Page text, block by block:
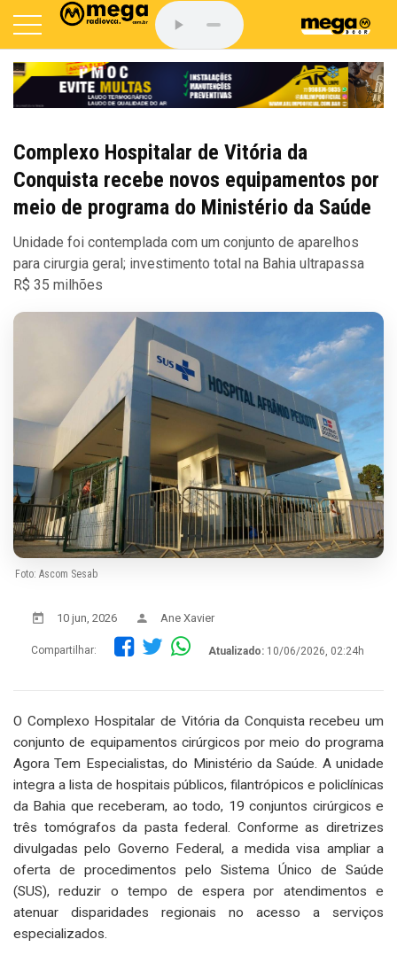
Complexo Hospitalar de Vitória da
Conquista recebe novos equipamentos por
meio de programa do Ministério da Saúde
Unidade foi contemplada com um conjunto de aparelhos
para cirurgia geral; investimento total na Bahia ultrapassa
R$ 35 milhões
Foto: Ascom Sesab
10 jun, 2026 Ane Xavier
Compartilhar: Atualizado: 10/06/2026, 02:24h
O Complexo Hospitalar de Vitória da Conquista recebeu um
conjunto de equipamentos cirúrgicos por meio do programa
Agora Tem Especialistas, do Ministério da Saúde. A unidade
integra a lista de hospitais públicos, filantrópicos e policlínicas
da Bahia que receberam, ao todo, 19 conjuntos cirúrgicos e
três tomógrafos da pasta federal. Conforme as diretrizes
divulgadas pelo Governo Federal, a medida visa ampliar a
oferta de procedimentos pelo Sistema Único de Saúde
(SUS), reduzir o tempo de espera por atendimentos e
atenuar disparidades regionais no acesso a serviços
especializados.